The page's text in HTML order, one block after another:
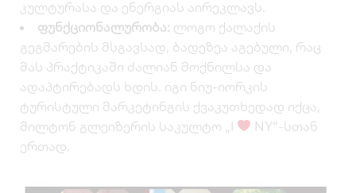
კულტურასა და ენერგიას აირეკლავს.
ფუნქციონალურობა: ლოგო ქალაქის
გეგმარების მსგავსად, ბადეზეა აგებული, რაც
მას პრაქტიკაში ძალიან მოქნილსა და
ადაპტირებადს ხდის. იგი ნიუ-იორკის
ტურისტული მარკეტინგის ქვაკუთხედად იქცა,
მილტონ გლეიზერის საკულტო „I
NY“-სთან
ერთად.